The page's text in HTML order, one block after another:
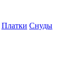
Платки Снуды